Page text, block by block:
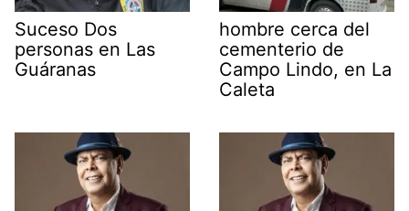
Suceso Dos
personas en Las
Guáranas
hombre cerca del
cementerio de
Campo Lindo, en La
Caleta